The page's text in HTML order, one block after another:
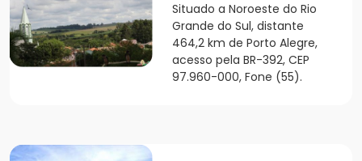
Situado a Noroeste do Rio
Grande do Sul, distante
464,2 km de Porto Alegre,
acesso pela BR-392, CEP
97.960-000, Fone (55).